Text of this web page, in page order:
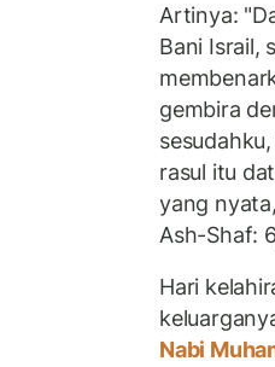
Artinya:
Bani Israil,
gembira
rasul itu
yang
Ash-Shaf:
Hari
Nabi